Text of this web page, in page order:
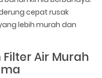
cepat rusak
lebih murah dan
Air Murah